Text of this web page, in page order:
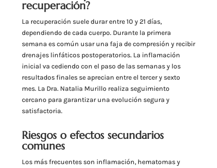
recuperación?
La recuperación suele durar entre 10 y 21 días,
dependiendo de cada cuerpo. Durante la primera
semana es común usar una faja de compresión y recibir
drenajes linfáticos postoperatorios. La inflamación
inicial va cediendo con el paso de las semanas y los
resultados finales se aprecian entre el tercer y sexto
mes. La Dra. Natalia Murillo realiza seguimiento
cercano para garantizar una evolución segura y
satisfactoria.
Riesgos o efectos secundarios
comunes
Los más frecuentes son inflamación, hematomas y